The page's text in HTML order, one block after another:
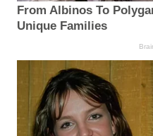
From Albinos To
Unique Families